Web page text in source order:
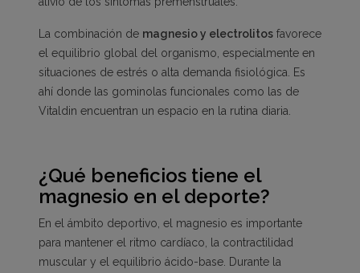
La combinación de magnesio y electrolitos favorece
el equilibrio global del organismo, especialmente en
situaciones de estrés o alta demanda fisiológica. Es
ahí donde las gominolas funcionales como las de
Vitaldin encuentran un espacio en la rutina diaria.
¿Qué beneficios tiene el
magnesio en el deporte?
En el ámbito deportivo, el magnesio es importante
para mantener el ritmo cardíaco, la contractilidad
muscular y el equilibrio ácido-base. Durante la